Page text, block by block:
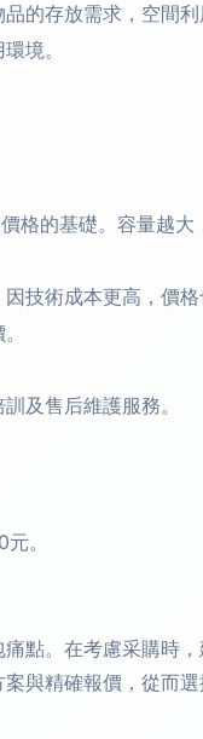
的存放需求，空間利
境。
格的基礎。容量越大
技術成本更高，價格
及售后維護服務。
。
點。在考慮采購時
與精確報價，從而